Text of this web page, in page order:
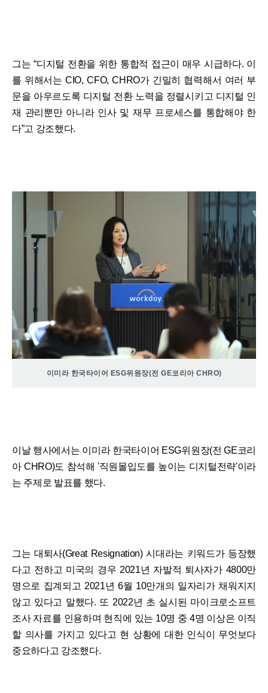
그는 “디지털 전환을 위한 통합적 접근이 매우 시급하다. 이
를 위해서는 CIO, CFO, CHRO가 긴밀히 협력해서 여러 부
문을 아우르도록 디지털 전환 노력을 정렬시키고 디지털 인
재 관리뿐만 아니라 인사 및 재무 프로세스를 통합해야 한
다”고 강조했다.
이미라 한국타이어 ESG위원장(전 GE코리아 CHRO)
이날 행사에서는 이미라 한국타이어 ESG위원장(전 GE코리
아 CHRO)도 참석해 '직원몰입도를 높이는 디지털전략'이라
는 주제로 발표를 했다.
그는 대퇴사(Great Resignation) 시대라는 키워드가 등장했
다고 전하고 미국의 경우 2021년 자발적 퇴사자가 4800만
명으로 집계되고 2021년 6월 10만개의 일자리가 채워지지
않고 있다고 말했다. 또 2022년 초 실시된 마이크로소프트
조사 자료를 인용하며 현직에 있는 10명 중 4명 이상은 이직
할 의사를 가지고 있다고 현 상황에 대한 인식이 무엇보다
중요하다고 강조했다.